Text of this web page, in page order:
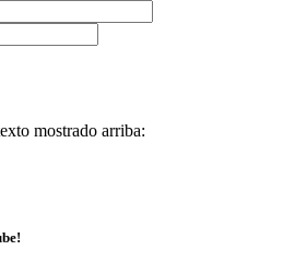
mostrado arriba: